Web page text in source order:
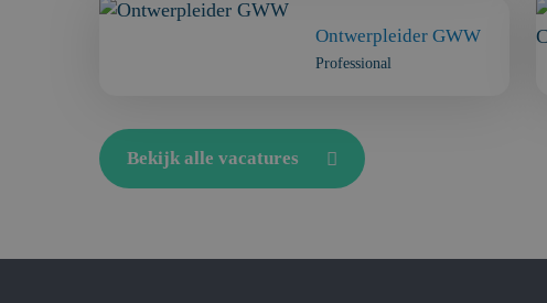
Ontwerpleider GWW
Professional
Bekijk alle vacatures